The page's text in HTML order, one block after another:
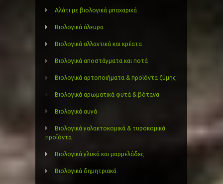
Αλάτι με βιολογικά μπαχαρικά
Βιολογικά άλευρα
Βιολογικά αλλαντικά και κρέατα
Βιολογικά αποστάγματα και ποτά
Βιολογικά αρτοποιήματα & προϊόντα ζύμης
Βιολογικά αρωματικά φυτά & βότανα
Βιολογικά αυγά
Βιολογικά γαλακτοκομικά & τυροκομικά
προϊόντα
Βιολογικά γλυκά και μαρμελάδες
Βιολογικά δημητριακά